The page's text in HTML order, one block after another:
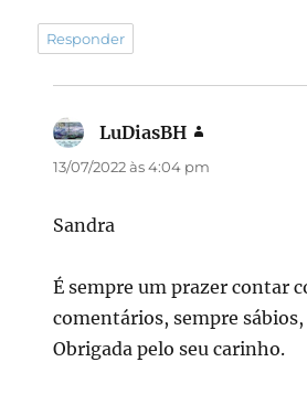
Responder
LuDiasBH
13/07/2022 às 4:04 pm
Sandra
É sempre um prazer contar
comentários, sempre sábios,
Obrigada pelo seu carinho.